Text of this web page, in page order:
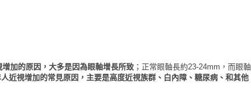
增加的原因，大多是因為眼軸增長所致 ；正常眼軸長約23-24mm，而眼軸
近視增加的常見原因，主要是高度近視族群、白內障、糖尿病、和其他